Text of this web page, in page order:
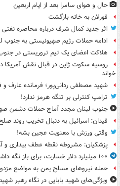
حال و هوای سامرا بعد از ایام اربعین
فورلان به خانه بازگشت
اثر جدید کمال شرف درباره محاصره
ادامه حملات رژیم صهیونیستی به جنوب
هلاکت اعضای یک تیم تروریستی در
روسیه سکوت ژاپن در قبال نقش آمریکا
خواند
شهید مصطفی ردانی‌پور؛ فرمانده عارف
ترامپ کنترلی بر تنگه هرمز ندارد!
جنوب لبنان مجدد آماج حملات دشمن
فیدان: اسرائیل به دنبال تخریب روند
وقتی ورزش با معنویت عجین بشه!
پزشکیان: مشروطه نقطه عطف بیداری و
۱۰۰ میلیارد دلار خسارت، برای باز نگه داشتن تنگه‌ای که باز بود!
حمله نیروهای مسلح یمن به مواضع
ویژگی‌های شهید بابایی در نگاه رهبر